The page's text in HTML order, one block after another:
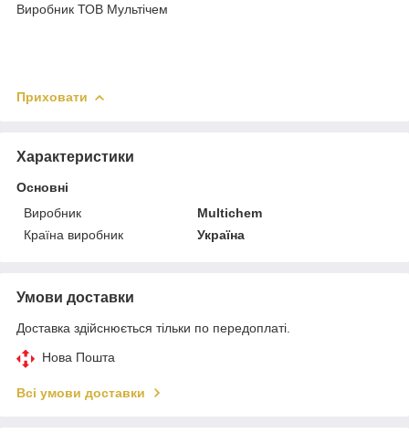
Виробник ТОВ Мультічем
Приховати
Характеристики
Основні
Виробник
Multichem
Країна виробник
Україна
Умови доставки
Доставка здійснюється тільки по передоплаті.
Нова Пошта
Всі умови доставки